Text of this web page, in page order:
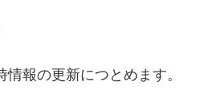
報の更新につとめます。